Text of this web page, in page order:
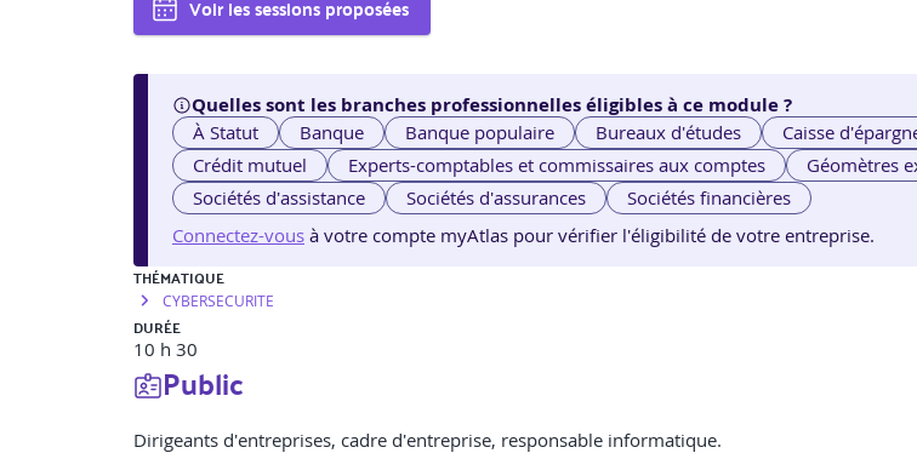
Voir les sessions proposées
Quelles sont les branches professionnelles éligibles à ce module ?
À Statut Banque Banque populaire Bureaux d'études Caisse
Crédit mutuel
Experts-comptables et commissaires aux comptes Géomètres
Sociétés d'assistance
Sociétés d'assurances
Sociétés financières
Connectez-vous à votre compte myAtlas pour vérifier l'éligibilité de votre entreprise.
THÉMATIQUE
CYBERSECURITE
DURÉE
10 h 30
Public
Dirigeants d'entreprises, cadre d'entreprise, responsable informatique.